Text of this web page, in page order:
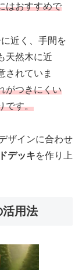
はおすすめで
近く、手間を
天然木に近
されていま
がつきにくい
です。
ザインに合わせ
デッキを作り上
活用法